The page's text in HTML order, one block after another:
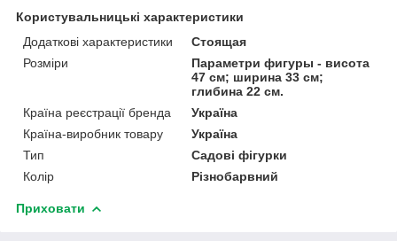
Користувальницькі характеристики
Додаткові характеристики
Стоящая
Розміри
Параметри фигуры - висота
47 см; ширина 33 см;
глибина 22 см.
Країна реєстрації бренда
Україна
Країна-виробник товару
Україна
Тип
Садові фігурки
Колір
Різнобарвний
Приховати